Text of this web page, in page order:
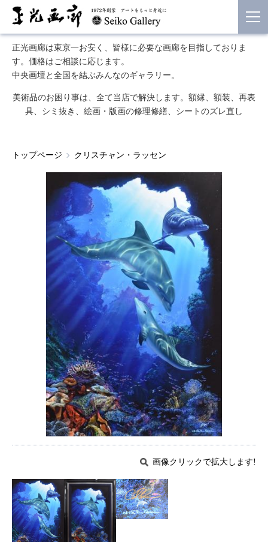
正光画廊は東京一お安く、皆様に必要な画廊を目指しておりま
す。価格はご相談に応じます。
中央画壇と全国を結ぶみんなのギャラリー。
美術品のお困り事は、全て当店で解決します。額縁、額装、再表
具、シミ抜き、絵画・版画の修理修繕、シートのズレ直し
トップページ クリスチャン・ラッセン
画像クリックで拡大します!